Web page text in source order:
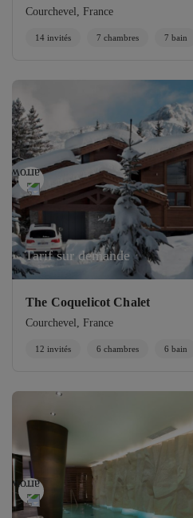
Courchevel, France
14 invités 7 chambres 7 bain
Tarif sur demande
The Coquelicot​ Chalet
Courchevel, France
12 invités 6 chambres 6 bain